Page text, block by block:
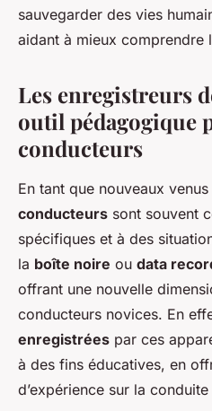
sauvegarder des vies
aidant à mieux comprendre
Les enregistreurs
outil pédagogique
conducteurs
En tant que nouveaux
conducteurs sont souvent
spécifiques et à des
la boîte noire ou data
offrant une nouvelle
conducteurs novices. En
enregistrées par ces
à des fins éducatives, en
d’expérience sur la